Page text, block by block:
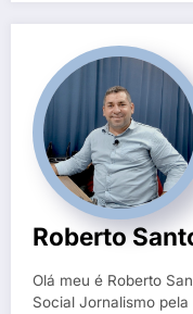
Roberto
Olá meu é Roberto
Social Jornalismo